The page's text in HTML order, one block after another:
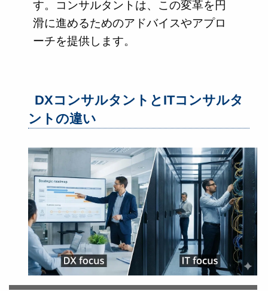
す。コンサルタントは、この変革を円
滑に進めるためのアドバイスやアプロ
ーチを提供します。
DXコンサルタントとITコンサルタ
ントの違い